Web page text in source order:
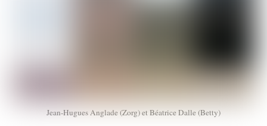
Jean-Hugues Anglade (Zorg) et Béatrice Dalle (Betty)